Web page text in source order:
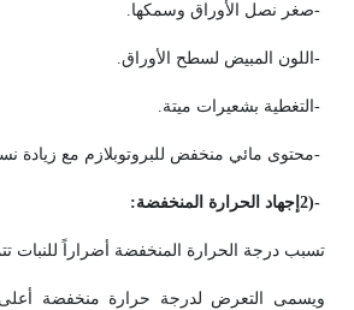
-صغر نصل الأوراق وسمكها.
- اللون المبيض لسطح الأوراق.
- التغطية بشعيرات ميتة.
-محتوى مائي منخفض للبروتوبلازم مع زيادة
2)- إجهاد الحرارة المنخفضة:
تسبب درجة الحرارة المنخفضة أضراراً للنبات
ويسمى التعرض لدرجة حرارة منخفضة أعلى